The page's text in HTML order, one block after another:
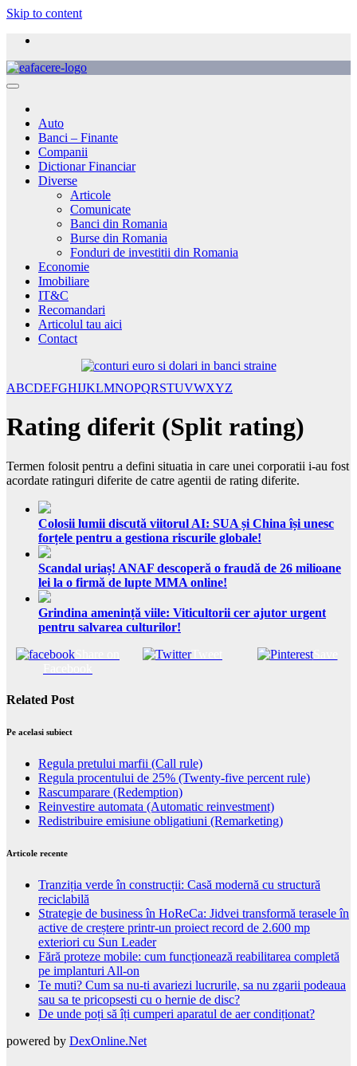
Skip to content
Auto
Banci – Finante
Companii
Dictionar Financiar
Diverse
Articole
Comunicate
Banci din Romania
Burse din Romania
Fonduri de investitii din Romania
Economie
Imobiliare
IT&C
Recomandari
Articolul tau aici
Contact
ABCDEFGHIJKLMNOPQRSTUVWXYZ
Rating diferit (Split rating)
Termen folosit pentru a defini situatia in care unei corporatii i-au fost
acordate ratinguri diferite de catre agentii de rating diferite.
Colosii lumii discută viitorul AI: SUA și China își unesc
forțele pentru a gestiona riscurile globale!
Scandal uriaș! ANAF descoperă o fraudă de 26 milioane
lei la o firmă de lupte MMA online!
Grindina amenință viile: Viticultorii cer ajutor urgent
pentru salvarea culturilor!
Tweet Save
Related Post
Pe acelasi subiect
Regula pretului marfii (Call rule)
Regula procentului de 25% (Twenty-five percent rule)
Rascumparare (Redemption)
Reinvestire automata (Automatic reinvestment)
Redistribuire emisiune obligatiuni (Remarketing)
Articole recente
Tranziția verde în construcții: Casă modernă cu structură
reciclabilă
Strategie de business în HoReCa: Jidvei transformă terasele în
active de creștere printr-un proiect record de 2.600 mp
exteriori cu Sun Leader
Fără proteze mobile: cum funcționează reabilitarea completă
pe implanturi All-on
Te muti? Cum sa nu-ti avariezi lucrurile, sa nu zgarii podeaua
sau sa te pricopsesti cu o hernie de disc?
De unde poți să îți cumperi aparatul de aer condiționat?
powered by DexOnline.Net